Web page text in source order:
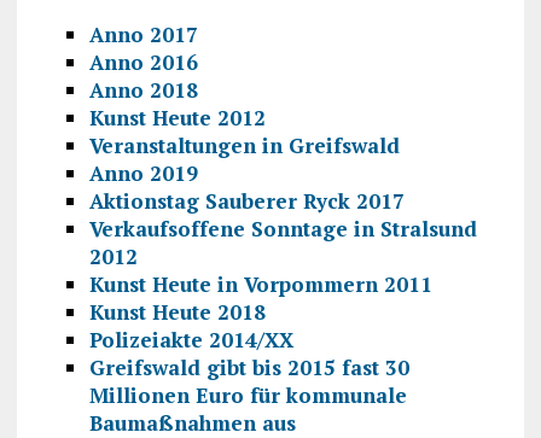
Anno 2017
Anno 2016
Anno 2018
Kunst Heute 2012
Veranstaltungen in Greifswald
Anno 2019
Aktionstag Sauberer Ryck 2017
Verkaufsoffene Sonntage in Stralsund
2012
Kunst Heute in Vorpommern 2011
Kunst Heute 2018
Polizeiakte 2014/XX
Greifswald gibt bis 2015 fast 30
Millionen Euro für kommunale
Baumaßnahmen aus